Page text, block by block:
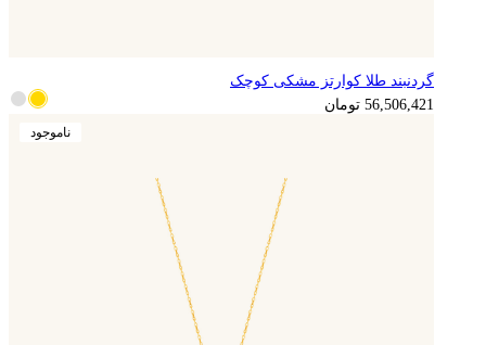
14,126,605 تومان
گردنبند طلا کوارتز مشکی کوچک
56,506,421 تومان
ناموجود